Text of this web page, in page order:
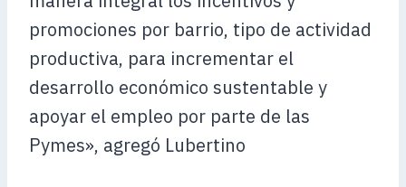
promociones por barrio, tipo de actividad
productiva, para incrementar el
desarrollo económico sustentable y
apoyar el empleo por parte de las
Pymes», agregó Lubertino